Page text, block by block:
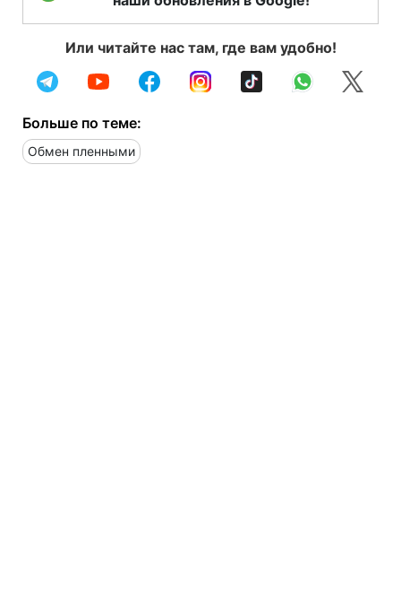
Или читайте нас там, где вам удобно!
Больше по теме:
Обмен пленными